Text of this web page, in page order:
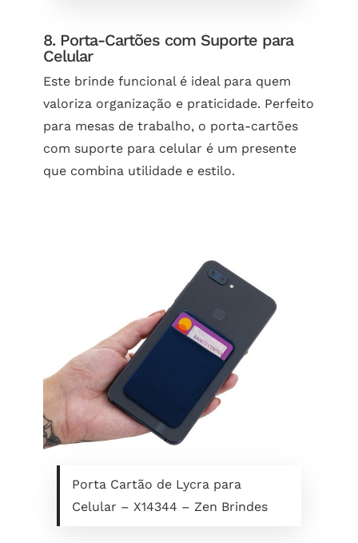
8. Porta-Cartões com Suporte para
Celular
Este brinde funcional é ideal para quem
valoriza organização e praticidade. Perfeito
para mesas de trabalho, o porta-cartões
com suporte para celular é um presente
que combina utilidade e estilo.
Porta Cartão de Lycra para
Celular – X14344 – Zen Brindes